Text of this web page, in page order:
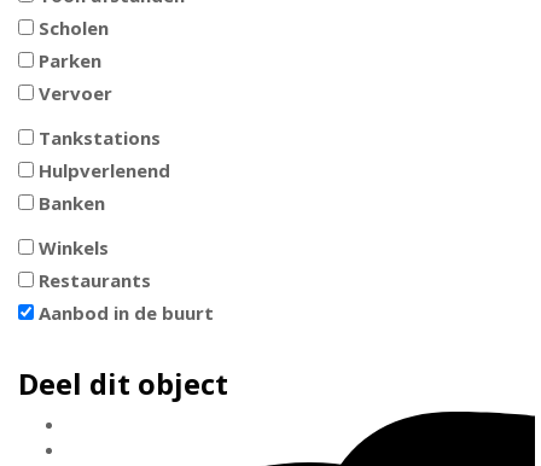
Scholen
Parken
Vervoer
Tankstations
Hulpverlenend
Banken
Winkels
Restaurants
Aanbod in de buurt
Deel dit object